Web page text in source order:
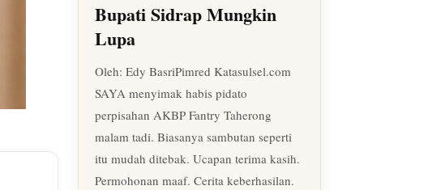
Bupati Sidrap Mungkin
Lupa
Oleh: Edy BasriPimred Katasulsel.com
SAYA menyimak habis pidato
perpisahan AKBP Fantry Taherong
malam tadi. Biasanya sambutan seperti
itu mudah ditebak. Ucapan terima kasih.
Permohonan maaf. Cerita keberhasilan.